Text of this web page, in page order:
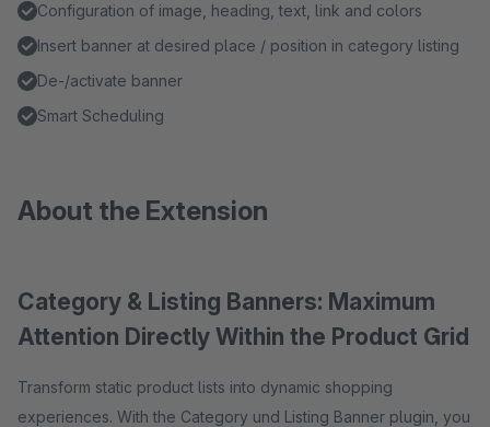
Configuration of image, heading, text, link and colors
Insert banner at desired place / position in category listing
De-/activate banner
Smart Scheduling
About the Extension
Category & Listing Banners: Maximum
Attention Directly Within the Product Grid
Transform static product lists into dynamic shopping
experiences. With the Category und Listing Banner plugin, you